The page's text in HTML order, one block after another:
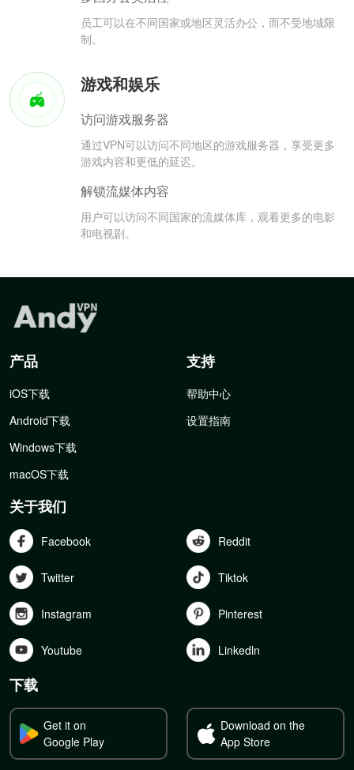
员工可以在不同国家或地区灵活办公，而不受地域限
制。
游戏和娱乐
访问游戏服务器
通过VPN可以访问不同地区的游戏服务器，享受更多
游戏内容和更低的延迟。
解锁流媒体内容
用户可以访问不同国家的流媒体库，观看更多的电影
和电视剧。
产品
iOS下载
Android下载
Windows下载
macOS下载
支持
帮助中心
设置指南
关于我们
Facebook Reddit
Twitter Tiktok
Instagram Pinterest
Youtube Linkedln
下载
Get it on
Google Play
Download on the
App Store